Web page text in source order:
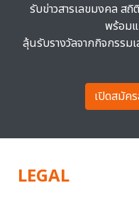
รับข่าวสารเลขมงคล สถิ
พร้อมแ
ลุ้นรับรางวัลจากกิจกรรม
เปิดสมัค
LEGAL